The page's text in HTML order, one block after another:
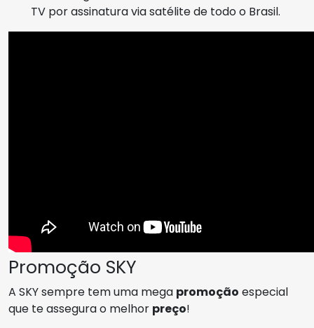
TV por assinatura via satélite de todo o Brasil.
Promoção SKY
A SKY sempre tem uma mega promoção especial
que te assegura o melhor preço!